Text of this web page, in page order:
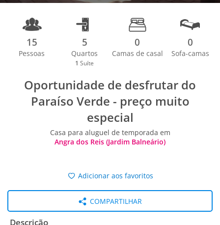
15
Pessoas
5
Quartos
1 Suíte
0
Camas de casal
0
Sofa-camas
Oportunidade de desfrutar do
Paraíso Verde - preço muito
especial
Casa para aluguel de temporada em
Angra dos Reis (Jardim Balneário)
Adicionar aos favoritos
COMPARTILHAR
Descrição